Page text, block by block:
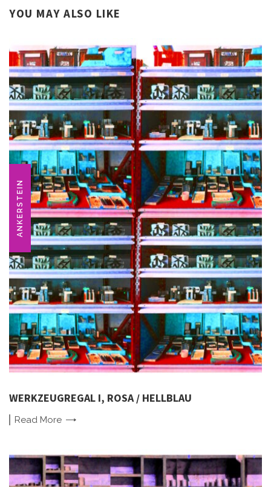
YOU MAY ALSO LIKE
ANKERSTEIN
WERKZEUGREGAL I, ROSA / HELLBLAU
Read More